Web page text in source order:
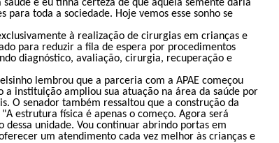
e eu tinha certeza de que aquela semente daria
toda a sociedade. Hoje vemos esse sonho se
à realização de cirurgias em crianças e
para reduzir a fila de espera por procedimentos
diagnóstico, avaliação, cirurgia, recuperação e
lembrou que a parceria com a APAE começou
instituição ampliou sua atuação na área da saúde por
O senador também ressaltou que a construção da
estrutura física é apenas o começo. Agora será
unidade. Vou continuar abrindo portas em
um atendimento cada vez melhor às crianças e